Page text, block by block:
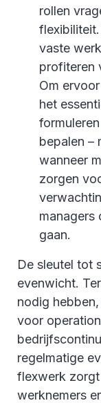
rollen
vaste
profiteren
Om
het
bepalen –
wanneer
zorgen
managers
gaan.
De sleutel tot
evenwicht.
nodig
voor
regelmatige
flexwerk
werknemers